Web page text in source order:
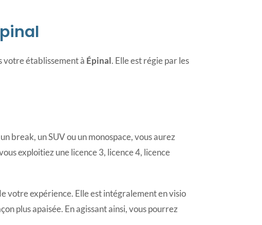
votre établissement à Épinal. Elle est régie par les
break, un SUV ou un monospace, vous aurez
exploitiez une licence 3, licence 4, licence
votre expérience. Elle est intégralement en visio
plus apaisée. En agissant ainsi, vous pourrez